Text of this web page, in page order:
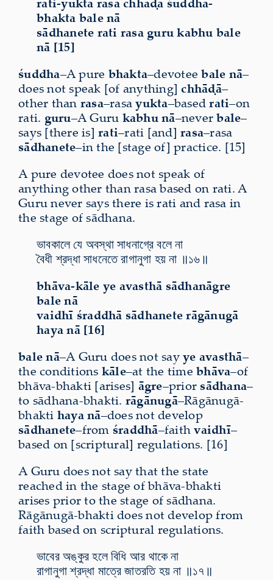
bhakta bale nā
sādhanete rati rasa guru kabhu bale
nā [15]
śuddha–A pure bhakta–devoteebale nā–
does not speak [of anything] chhāḍā–
other than rasa–rasayukta–basedrati–on
rati. guru–A Guru kabhu nā–neverbale–
says [there is] rati–rati [and] rasa–rasa
sādhanete–in the [stage of] practice. [15]
A pure devotee does not speak of
anything other than rasa based on rati. A
Guru never says there is rati and rasa in
the stage of sādhana.
ভাবকালে যে অবস্থা সাধনাগ্রে বলে না
বৈধী শ্রদ্ধা সাধনেতে রাগানুগা হয় না ॥১৬॥
bhāva-kāle ye avasthā sādhanāgre
bale nā
vaidhī śraddhā sādhanete rāgānugā
haya nā [16]
bale nā–A Guru does not sayye avasthā–
the conditions kāle–at the time bhāva–of
bhāva-bhakti [arises] āgre–prior sādhana–
to sādhana-bhakti. rāgānugā–Rāgānugā-
bhakti haya nā–does not develop
sādhanete–from śraddhā–faithvaidhī–
based on [scriptural] regulations. [16]
A Guru does not say that the state
reached in the stage of bhāva-bhakti
arises prior to the stage of sādhana.
Rāgānugā-bhakti does not develop from
faith based on scriptural regulations.
ভাবের অঙ্কুর হলে বিধি আর থাকে না
রাগানুগা শ্রদ্ধা মাত্রে জাতরতি হয় না ॥১৭॥